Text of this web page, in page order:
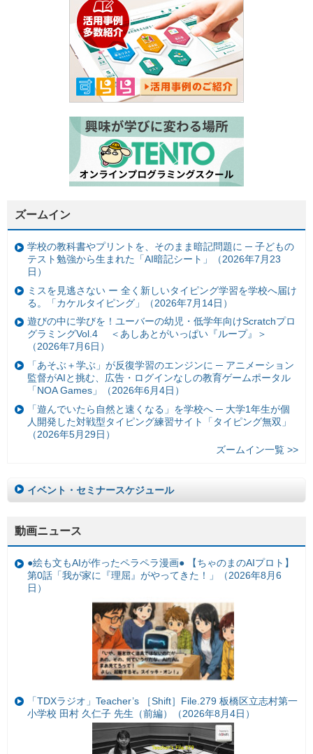
ズームイン
学校の教科書やプリントを、そのまま暗記問題に ─ 子どもの
テスト勉強から生まれた「AI暗記シート」（2026年7月23
日）
ミスを見逃さない ー 全く新しいタイピング学習を学校へ届け
る。「カケルタイピング」（2026年7月14日）
遊びの中に学びを！ユーバーの幼児・低学年向けScratchプロ
グラミングVol.4 ＜あしあとがいっぱい『ループ』＞
（2026年7月6日）
「あそぶ＋学ぶ」が反復学習のエンジンに ─ アニメーション
監督がAIと挑む、広告・ログインなしの教育ゲームポータル
「NOA Games」（2026年6月4日）
「遊んでいたら自然と速くなる」を学校へ ─ 大学1年生が個
人開発した対戦型タイピング練習サイト「タイピング無双」
（2026年5月29日）
ズームイン一覧 >>
イベント・セミナースケジュール
動画ニュース
●絵も文もAIが作ったペラペラ漫画● 【ちゃのまのAIプロト】
第0話「我が家に『理屈』がやってきた！」（2026年8月6
日）
「TDXラジオ」Teacher’s ［Shift］File.279 板橋区立志村第一
小学校 田村 久仁子 先生（前編）（2026年8月4日）